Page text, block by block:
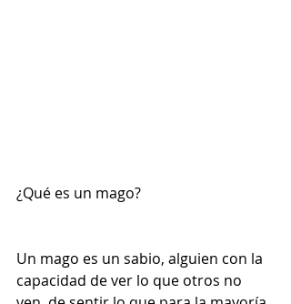
¿Qué es un mago?
Un mago es un sabio, alguien con la
capacidad de ver lo que otros no